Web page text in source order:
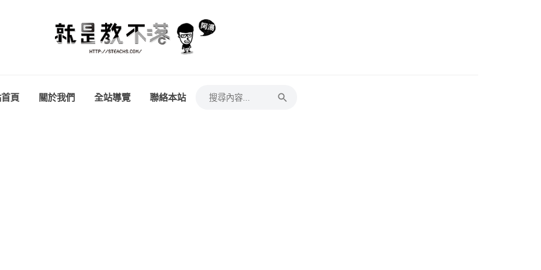
頁 關於我們 全站導覽 聯絡本站